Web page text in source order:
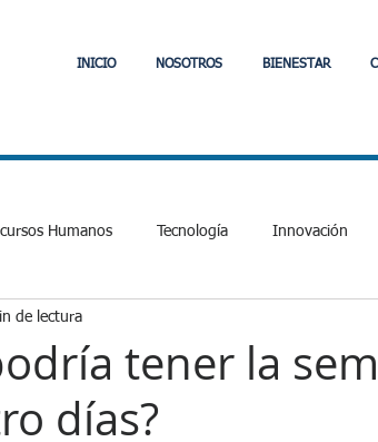
INICIO NOSOTROS BIENESTAR
Humanos Tecnología Innovación
Comunidad
APIs Interoperabilidad
tener la
días?
de lectura